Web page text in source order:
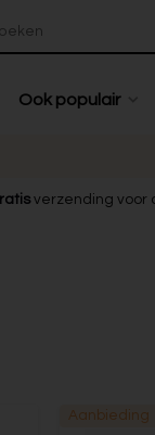
Ook populair
verzending voor
Aanbieding